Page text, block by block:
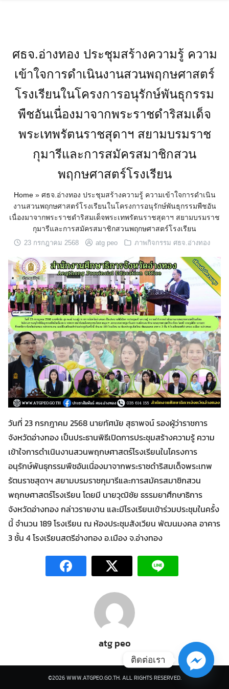
Search
for: Search
ศธจ.อ่างทอง ประชุมสร้างความรู้ ความ
เข้าใจการดำเนินงานสวนพฤกษศาสตร์
โรงเรียนในโครงการอนุรักษ์พันธุกรรม
พืชอันเนื่องมาจากพระราชดำริสมเด็จ
พระเทพรัตนราชสุดาฯ สยามบรมราช
กุมารีและการสมัครสมาชิกสวน
พฤกษศาสตร์โรงเรียน
Home» ศธจ.อ่างทอง ประชุมสร้างความรู้ ความเข้าใจการดำเนิน
งานสวนพฤกษศาสตร์โรงเรียนในโครงการอนุรักษ์พันธุกรรมพืชอัน
เนื่องมาจากพระราชดำริสมเด็จพระเทพรัตนราชสุดาฯ สยามบรมราช
กุมารีและการสมัครสมาชิกสวนพฤกษศาสตร์โรงเรียน
23 กรกฎาคม 2568 atg peo ภาพกิจกรรม ศธจ.อ่างทอง
วันที่ 23 กรกฎาคม 2568 นายทัศนัย สุธาพจน์ รองผู้ว่าราชการ
จังหวัดอ่างทอง เป็นประธานพิธีเปิดการประชุมสร้างความรู้ ความ
เข้าใจการดำเนินงานสวนพฤกษศาสตร์โรงเรียนในโครงการ
อนุรักษ์พันธุกรรมพืชอันเนื่องมาจากพระราชดำริสมเด็จพระเทพ
รัตนราชสุดาฯ สยามบรมราชกุมารีและการสมัครสมาชิกสวน
พฤกษศาสตร์โรงเรียน โดยมี นายวุฒิชัย ธรรมยาศึกษาธิการ
จังหวัดอ่างทอง กล่าวรายงาน และมีโรงเรียนเข้าร่วมประชุมในครั้ง
นี้ จำนวน 189 โรงเรียน ณ ห้องประชุมสังเวียน พัฒนมงคล อาคาร
3 ชั้น 4 โรงเรียนสตรีอ่างทอง อ.เมือง จ.อ่างทอง
atg peo
©2026 WWW.ATGPEO.GO.TH. ALL RIGHTS RESERVED.
ติดต่อเรา